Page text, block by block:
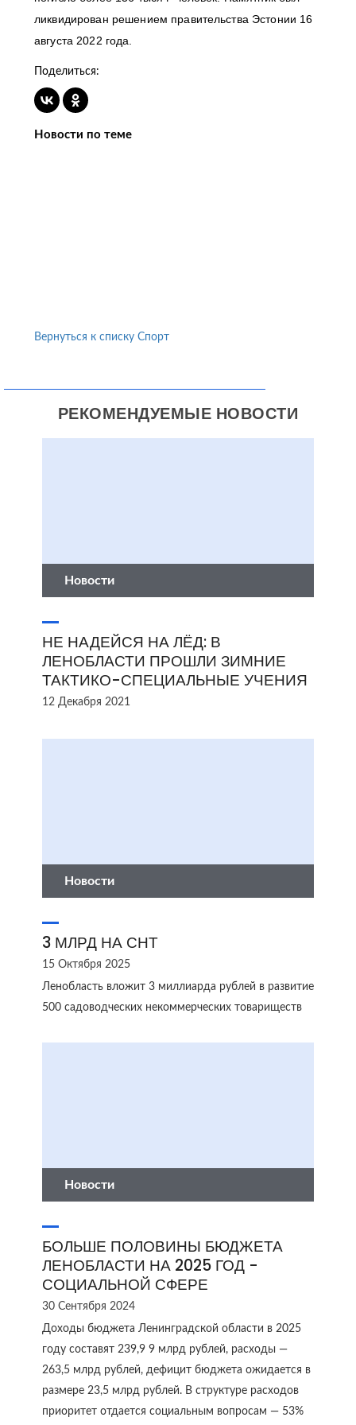
ликвидирован решением правительства Эстонии 16
августа 2022 года.
Поделиться:
Новости по теме
Вернуться к списку Спорт
РЕКОМЕНДУЕМЫЕ НОВОСТИ
Новости
НЕ НАДЕЙСЯ НА ЛЁД: В
ЛЕНОБЛАСТИ ПРОШЛИ ЗИМНИЕ
ТАКТИКО-СПЕЦИАЛЬНЫЕ УЧЕНИЯ
12 Декабря 2021
Новости
3 МЛРД НА СНТ
15 Октября 2025
Ленобласть вложит 3 миллиарда рублей в развитие
500 садоводческих некоммерческих товариществ
Новости
БОЛЬШЕ ПОЛОВИНЫ БЮДЖЕТА
ЛЕНОБЛАСТИ НА 2025 ГОД -
СОЦИАЛЬНОЙ СФЕРЕ
30 Сентября 2024
Доходы бюджета Ленинградской области в 2025
году составят 239,9 9 млрд рублей, расходы —
263,5 млрд рублей, дефицит бюджета ожидается в
размере 23,5 млрд рублей. В структуре расходов
приоритет отдается социальным вопросам — 53%